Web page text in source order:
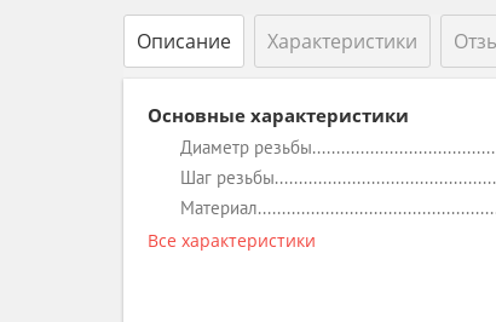
Описание Характеристики
Основные характеристики
Диаметр резьбы
Шаг резьбы
Материал
Все характеристики